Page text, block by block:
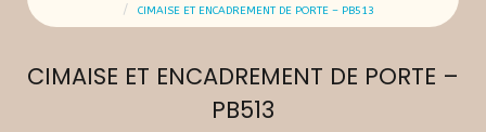
CIMAISE ET ENCADREMENT DE PORTE – PB513
CIMAISE ET ENCADREMENT DE PORTE –
PB513